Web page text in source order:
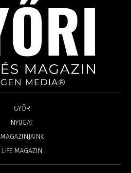
GYŐR
NYUGAT
MAGAZINJAINK
LIFE MAGAZIN